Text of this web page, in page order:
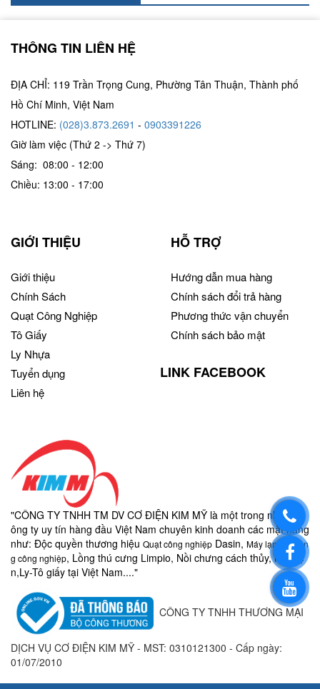
THÔNG TIN LIÊN HỆ
ĐỊA CHỈ: 119 Trần Trọng Cung, Phường Tân Thuận, Thành phố
Hồ Chí Minh, Việt Nam
HOTLINE: (028)3.873.2691 - 0903391226
Giờ làm việc (Thứ 2 -> Thứ 7)
Sáng: 08:00 - 12:00
Chiều: 13:00 - 17:00
GIỚI THIỆU
Giới thiệu
Chính Sách
Quạt Công Nghiệp
Tô Giấy
Ly Nhựa
Tuyển dụng
Liên hệ
HỖ TRỢ
Hướng dẫn mua hàng
Chính sách đổi trả hàng
Phương thức vận chuyển
Chính sách bảo mật
LINK FACEBOOK
"CÔNG TY TNHH TM DV CƠ ĐIỆN KIM MỸ là một trong những c
ông ty uy tín hàng đầu Việt Nam chuyên kinh doanh các mặt hàng
như: Độc quyền thương hiệu Quạt công nghiệp Dasin, Máy lạnh di độn
g công nghiệp, Lồng thú cưng Limpio, Nồi chưng cách thủy, nồi điệ
n,Ly-Tô giấy tại Việt Nam...."
CÔNG TY TNHH THƯƠNG MẠI
DỊCH VỤ CƠ ĐIỆN KIM MỸ - MST: 0310121300 - Cấp ngày:
01/07/2010
https://www.youtube.com/channel/UCYvT5obcI5AqSFS-
0kdGxwA